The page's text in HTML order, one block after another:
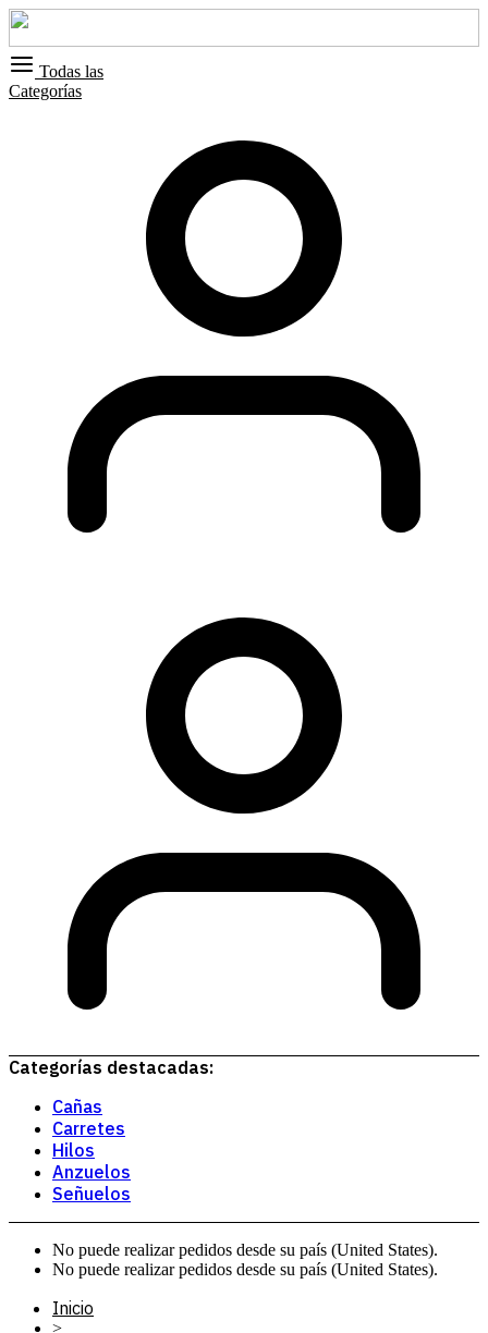
Todas las
Categorías
Categorías destacadas:
Cañas
Carretes
Hilos
Anzuelos
Señuelos
No puede realizar pedidos desde su país (United States).
No puede realizar pedidos desde su país (United States).
Inicio
>